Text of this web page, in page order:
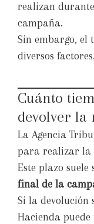
realizan
campaña.
Sin embargo, el
diversos factores.
Cuánto
devolver la
La Agencia
para realizar la
Este plazo suele
final de la
Si la devolución
Hacienda